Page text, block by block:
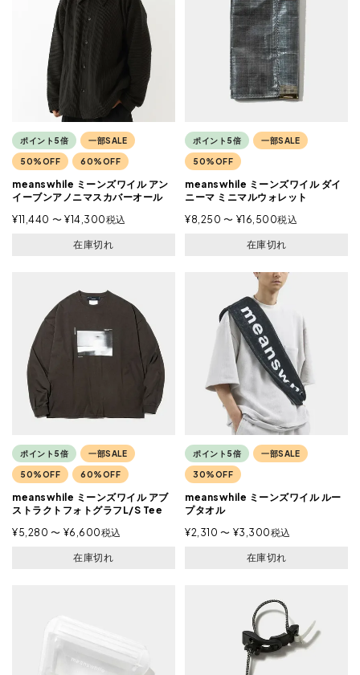
ポイント5倍 一部SALE
50%OFF 60%OFF
meanswhile ミーンズワイル アン
イーブンアノニマスカバーオール
¥11,440 〜 ¥14,300税込
在庫切れ
ポイント5倍 一部SALE
50%OFF
meanswhile ミーンズワイル ダイ
ニーマ ミニマルウォレット
¥8,250 〜 ¥16,500税込
在庫切れ
ポイント5倍 一部SALE
50%OFF 60%OFF
meanswhile ミーンズワイル アブ
ストラクトフォトグラフL/S Tee
¥5,280 〜 ¥6,600税込
在庫切れ
ポイント5倍 一部SALE
30%OFF
meanswhile ミーンズワイル ルー
プタオル
¥2,310 〜 ¥3,300税込
在庫切れ